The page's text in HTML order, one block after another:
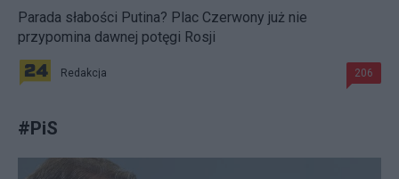
Parada słabości Putina? Plac Czerwony już nie
przypomina dawnej potęgi Rosji
Redakcja 206
#PiS